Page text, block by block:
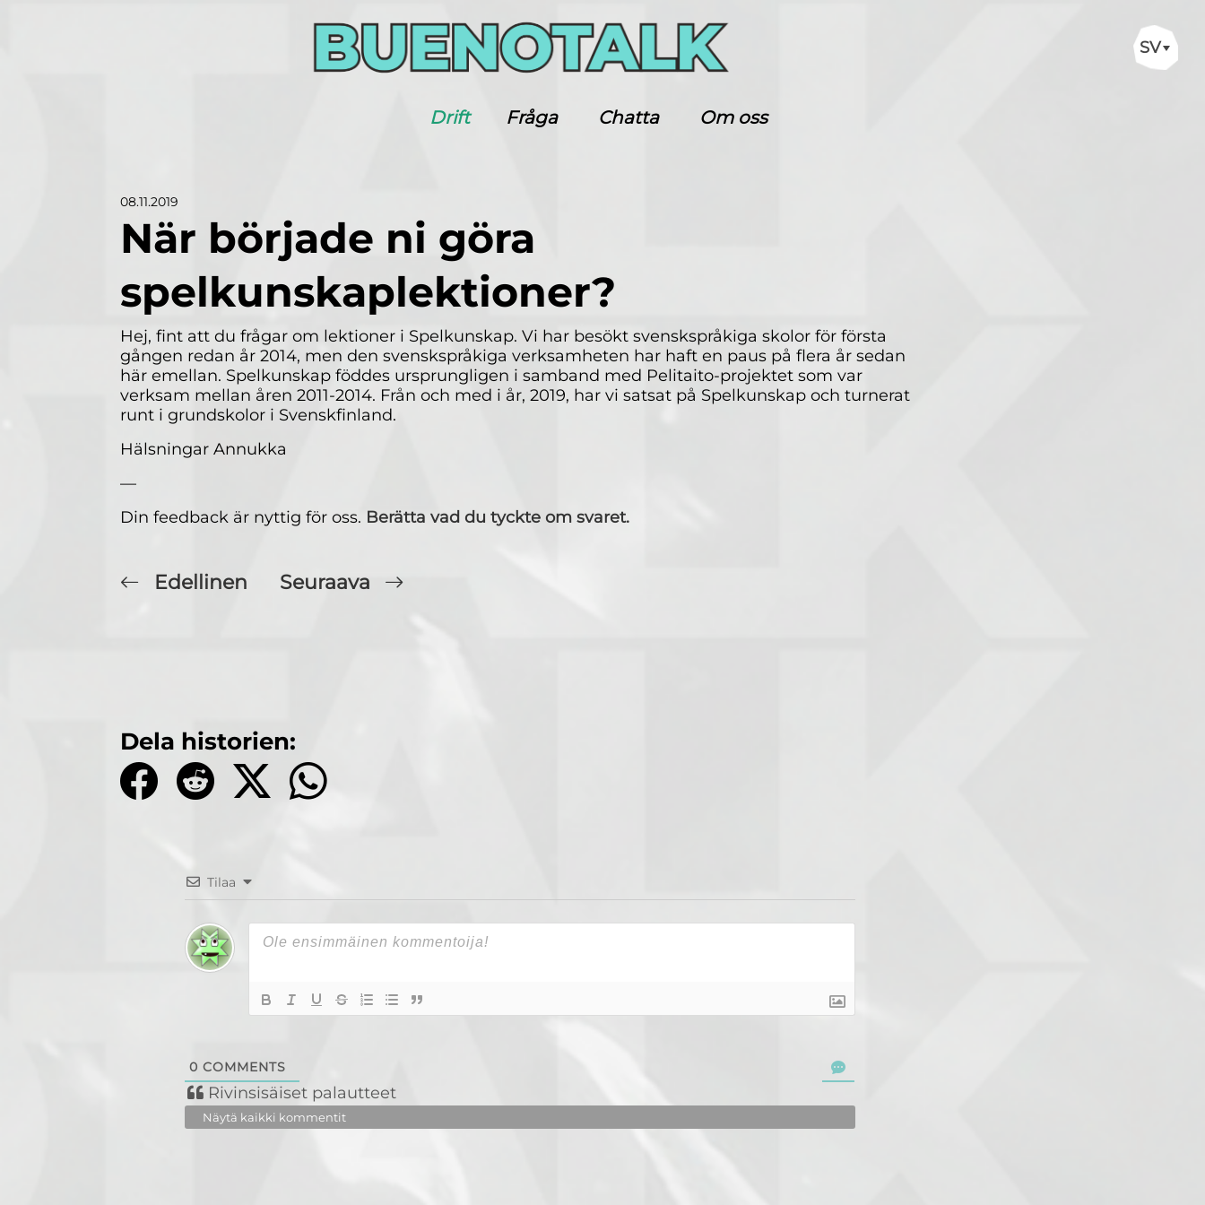
SV
Drift Fråga Chatta Om oss
08.11.2019
När började ni göra
spelkunskaplektioner?
Hej, fint att du frågar om lektioner i Spelkunskap. Vi har besökt svenskspråkiga skolor för första
gången redan år 2014, men den svenskspråkiga verksamheten har haft en paus på flera år sedan
här emellan. Spelkunskap föddes ursprungligen i samband med Pelitaito-projektet som var
verksam mellan åren 2011-2014. Från och med i år, 2019, har vi satsat på Spelkunskap och turnerat
runt i grundskolor i Svenskfinland.
Hälsningar Annukka
—
Din feedback är nyttig för oss. Berätta vad du tyckte om svaret.
Edellinen Seuraava
Dela historien:
Tilaa
0 COMMENTS
Rivinsisäiset palautteet
Näytä kaikki kommentit